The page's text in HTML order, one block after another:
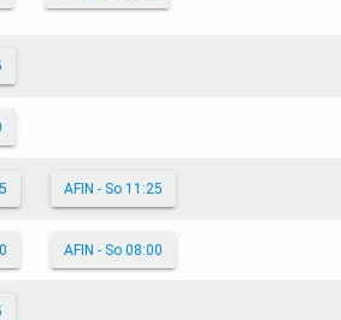
AFIN - So 11:25
AFIN - So 08:00